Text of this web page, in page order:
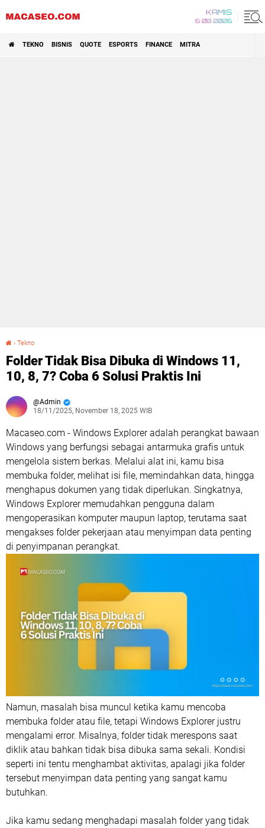
KAMIS
6 08 2026
TEKNO BISNIS QUOTE ESPORTS FINANCE MITRA
› Tekno
Folder Tidak Bisa Dibuka di Windows 11,
10, 8, 7? Coba 6 Solusi Praktis Ini
Admin
18/11/2025, November 18, 2025 WIB
Macaseo.com - Windows Explorer adalah perangkat bawaan
Windows yang berfungsi sebagai antarmuka grafis untuk
mengelola sistem berkas. Melalui alat ini, kamu bisa
membuka folder, melihat isi file, memindahkan data, hingga
menghapus dokumen yang tidak diperlukan. Singkatnya,
Windows Explorer memudahkan pengguna dalam
mengoperasikan komputer maupun laptop, terutama saat
mengakses folder pekerjaan atau menyimpan data penting
di penyimpanan perangkat.
Namun, masalah bisa muncul ketika kamu mencoba
membuka folder atau file, tetapi Windows Explorer justru
mengalami error. Misalnya, folder tidak merespons saat
diklik atau bahkan tidak bisa dibuka sama sekali. Kondisi
seperti ini tentu menghambat aktivitas, apalagi jika folder
tersebut menyimpan data penting yang sangat kamu
butuhkan.
Jika kamu sedang menghadapi masalah folder yang tidak